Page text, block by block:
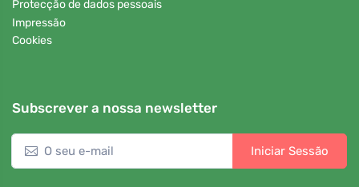
Protecção de dados pessoais
Impressão
Cookies
Subscrever a nossa newsletter
Iniciar Sessão